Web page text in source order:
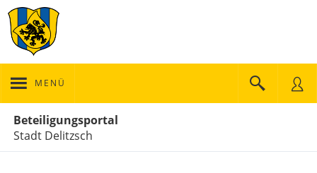
MENÜ
Beteiligungsportal
Stadt Delitzsch